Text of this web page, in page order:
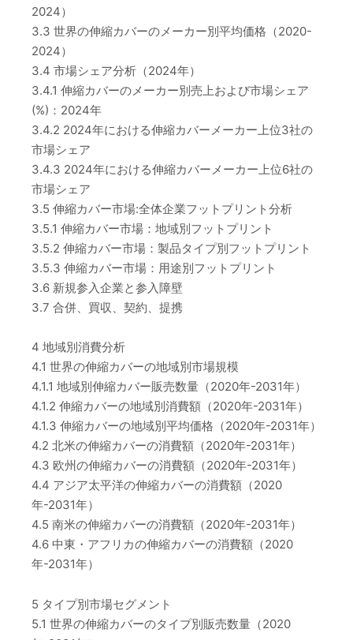
2024）
3.3 世界の伸縮カバーのメーカー別平均価格（2020-
2024）
3.4 市場シェア分析（2024年）
3.4.1 伸縮カバーのメーカー別売上および市場シェア
(%)：2024年
3.4.2 2024年における伸縮カバーメーカー上位3社の
市場シェア
3.4.3 2024年における伸縮カバーメーカー上位6社の
市場シェア
3.5 伸縮カバー市場:全体企業フットプリント分析
3.5.1 伸縮カバー市場：地域別フットプリント
3.5.2 伸縮カバー市場：製品タイプ別フットプリント
3.5.3 伸縮カバー市場：用途別フットプリント
3.6 新規参入企業と参入障壁
3.7 合併、買収、契約、提携
4 地域別消費分析
4.1 世界の伸縮カバーの地域別市場規模
4.1.1 地域別伸縮カバー販売数量（2020年-2031年）
4.1.2 伸縮カバーの地域別消費額（2020年-2031年）
4.1.3 伸縮カバーの地域別平均価格（2020年-2031年）
4.2 北米の伸縮カバーの消費額（2020年-2031年）
4.3 欧州の伸縮カバーの消費額（2020年-2031年）
4.4 アジア太平洋の伸縮カバーの消費額（2020
年-2031年）
4.5 南米の伸縮カバーの消費額（2020年-2031年）
4.6 中東・アフリカの伸縮カバーの消費額（2020
年-2031年）
5 タイプ別市場セグメント
5.1 世界の伸縮カバーのタイプ別販売数量（2020